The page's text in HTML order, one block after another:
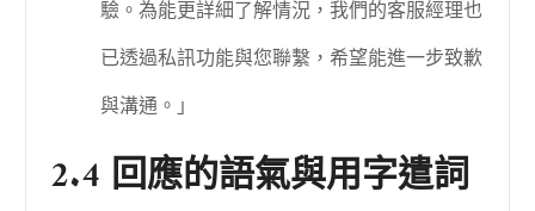
驗。為能更詳細了解情況，我們的客服經理也
已透過私訊功能與您聯繫，希望能進一步致歉
與溝通。」
2.4 回應的語氣與用字遣詞